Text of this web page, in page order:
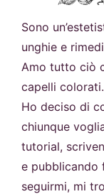
Sono
unghie e
Amo tutto ciò
capelli
Ho deciso di
chiunque
tutorial,
e pubblicando
seguirmi, mi